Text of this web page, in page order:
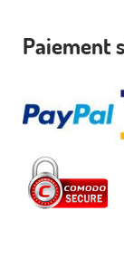
Paiement